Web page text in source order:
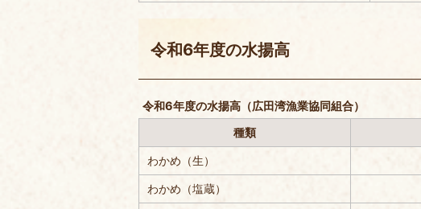
令和6年度の水揚高
令和6年度の水揚高（広田湾漁業協同組合）
種類
わかめ（生）
わかめ（塩蔵）